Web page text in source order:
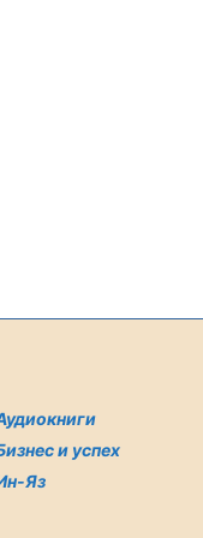
и успех
Яз